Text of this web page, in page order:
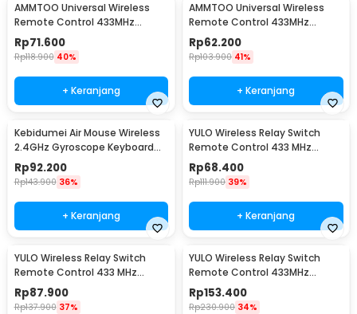
AMMTOO Universal Wireless
Remote Control 433MHz
Remot Kontrol 4 PCS - YL-
AC02A
Rp71.600
Rp118.900 40%
+ Keranjang
AMMTOO Universal Wireless
Remote Control 433MHz
Remot Kontrol 3 PCS - YL-
AC02A
Rp62.200
Rp103.900 41%
+ Keranjang
Kebidumei Air Mouse Wireless
2.4GHz Gyroscope Keyboard
Remote Control - M5
Rp92.200
Rp143.900 36%
+ Keranjang
YULO Wireless Relay Switch
Remote Control 433 MHz
EV1527 240V 10A - YL-22
Rp68.400
Rp111.900 39%
+ Keranjang
YULO Wireless Relay Switch
Remote Control 433 MHz
EV1527 220V 10A - YL-33
Rp87.900
Rp137.900 37%
YULO Wireless Relay Switch
Remote Control 433MHz
EV1527 85-240V 10A - YL-44
Rp153.400
Rp230.900 34%